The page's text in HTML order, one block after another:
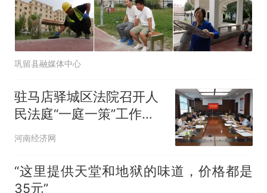
巩留县融媒体中心
驻马店驿城区法院召开人
民法庭“一庭一策”工作推
进会
河南经济网
“这里提供天堂和地狱的味道，价格都是
35元”